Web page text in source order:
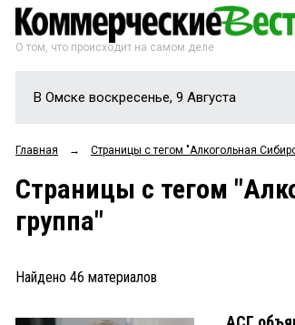
О том, что происходит на самом деле
В Омске воскресенье, 9 Августа
Главная → Страницы c тегом "Алкогольная
Страницы c тегом
группа"
Найдено 46 материалов